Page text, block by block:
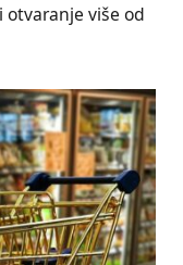
otvaranje više od